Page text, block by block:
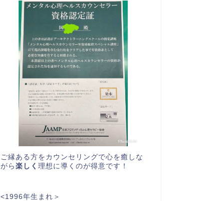
ご縁ある方をカウンセリングで心を癒しな
がら 楽しく 理想に導くのが得意です！
<1996年生まれ＞